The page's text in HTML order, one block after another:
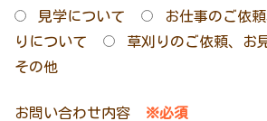
見学について
お仕事のご依
りについて
草刈りのご依頼、お
その他
お問い合わせ内容 ※必須